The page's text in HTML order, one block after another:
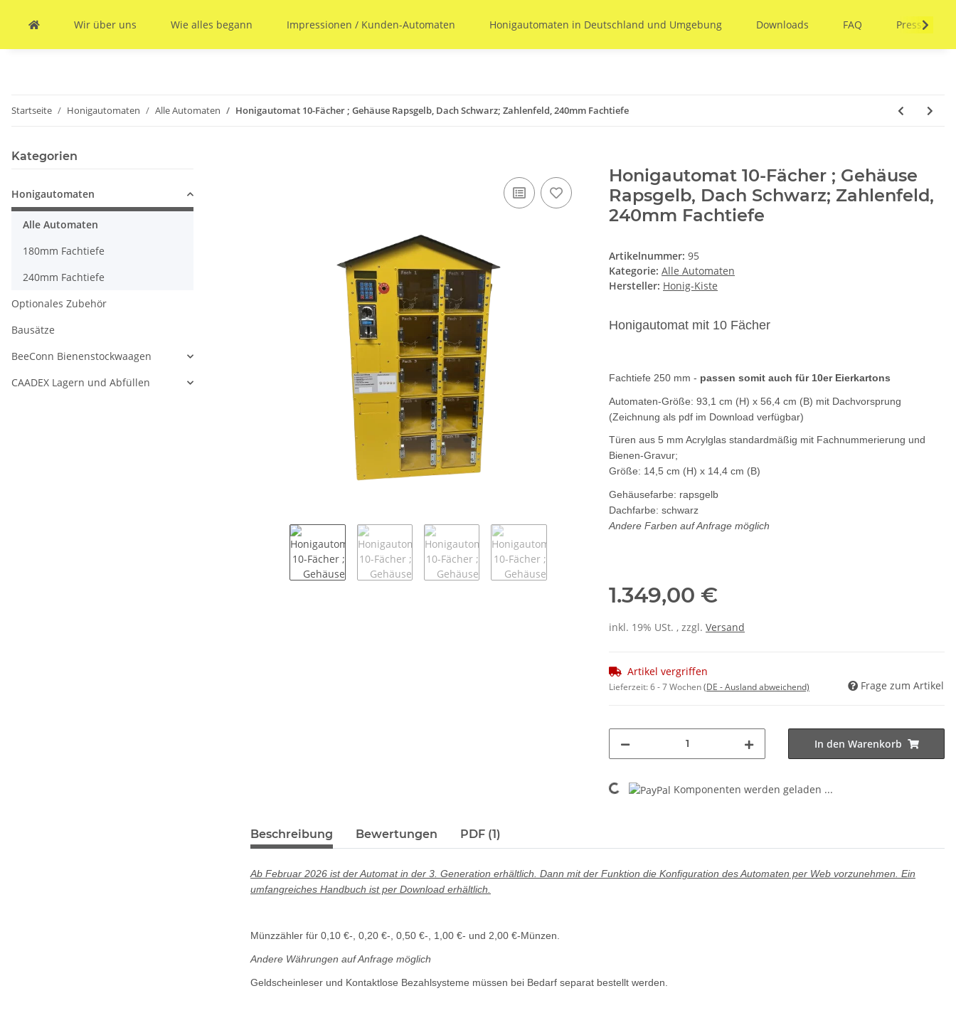
Wir über uns Wie alles begann Impressionen / Kunden-Automaten Honigautomaten in Deutschland und Umgebung Downloads FAQ Presse
Startseite Honigautomaten Alle Automaten Honigautomat 10-Fächer ; Gehäuse Rapsgelb, Dach Schwarz; Zahlenfeld, 240mm Fachtiefe
Honigautomat 10-Fächer ; Gehäuse
Rapsgelb, Dach Schwarz; Zahlenfeld,
240mm Fachtiefe
Artikelnummer: 95
Kategorie: Alle Automaten
Hersteller: Honig-Kiste
Honigautomat mit 10 Fächer
Fachtiefe 250 mm - passen somit auch für 10er Eierkartons
Automaten-Größe: 93,1 cm (H) x 56,4 cm (B) mit Dachvorsprung
(Zeichnung als pdf im Download verfügbar)
Türen aus 5 mm Acrylglas standardmäßig mit Fachnummerierung und
Bienen-Gravur;
Größe: 14,5 cm (H) x 14,4 cm (B)
Gehäusefarbe: rapsgelb
Dachfarbe: schwarz
Andere Farben auf Anfrage möglich
1.349,00 €
inkl. 19% USt. , zzgl. Versand
Artikel vergriffen
Lieferzeit:6 - 7 Wochen(DE - Ausland abweichend) Frage zum Artikel
In den Warenkorb
Loading... Komponenten werden geladen ...
Beschreibung Bewertungen PDF (1)
Ab Februar 2026 ist der Automat in der 3. Generation erhältlich. Dann mit der Funktion die Konfiguration des Automaten per Web vorzunehmen. Ein
umfangreiches Handbuch ist per Download erhältlich.
Münzzähler für 0,10 €-, 0,20 €-, 0,50 €-, 1,00 €- und 2,00 €-Münzen.
Andere Währungen auf Anfrage möglich
Geldscheinleser und Kontaktlose Bezahlsysteme müssen bei Bedarf separat bestellt werden.
Kategorien
Honigautomaten
Alle Automaten
180mm Fachtiefe
240mm Fachtiefe
Optionales Zubehör
Bausätze
BeeConn Bienenstockwaagen
CAADEX Lagern und Abfüllen